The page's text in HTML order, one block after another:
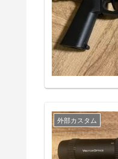
外部カスタム